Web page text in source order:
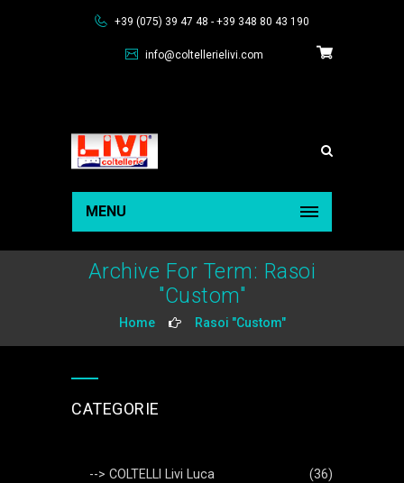
+39 (075) 39 47 48 - +39 348 80 43 190
info@coltellerielivi.com
MENU
Archive For Term: Rasoi
"Custom"
Home Rasoi "Custom"
CATEGORIE
--> COLTELLI Livi Luca (36)